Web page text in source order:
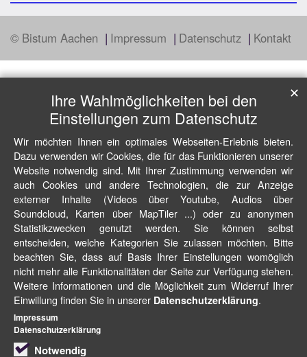
© Bistum Aachen Impressum Datenschutz Kontakt
Ihre Wahlmöglichkeiten bei den
Einstellungen zum Datenschutz
Wir möchten Ihnen ein optimales Webseiten-Erlebnis bieten.
Dazu verwenden wir Cookies, die für das Funktionieren unserer
Website notwendig sind. Mit Ihrer Zustimmung verwenden wir
auch Cookies und andere Technologien, die zur Anzeige
externer Inhalte (Videos über Youtube, Audios über
Soundcloud, Karten über MapTiler ...) oder zu anonymen
Statistikzwecken genutzt werden. Sie können selbst
entscheiden, welche Kategorien Sie zulassen möchten. Bitte
beachten Sie, dass auf Basis Ihrer Einstellungen womöglich
nicht mehr alle Funktionalitäten der Seite zur Verfügung stehen.
Weitere Informationen und die Möglichkeit zum Widerruf Ihrer
Einwillung finden Sie in unserer Datenschutzerklärung.
Notwendig
✕
Impressum
Datenschutzerklärung